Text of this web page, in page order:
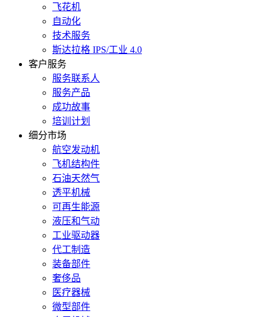
飞花机
自动化
技术服务
斯达拉格 IPS/工业 4.0
客户服务
服务联系人
服务产品
成功故事
培训计划
细分市场
航空发动机
飞机结构件
石油天然气
透平机械
可再生能源
液压和气动
工业驱动器
代工制造
装备部件
奢侈品
医疗器械
微型部件